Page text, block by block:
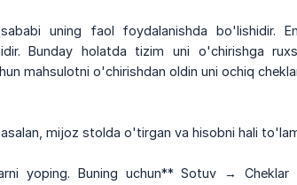
uning faol foydalanishda bo'lishidir.
Bunday holatda tizim uni o'chirishga
mahsulotni o'chirishdan oldin uni ochiq
mijoz stolda o'tirgan va hisobni hali
yoping. Buning uchun** Sotuv →